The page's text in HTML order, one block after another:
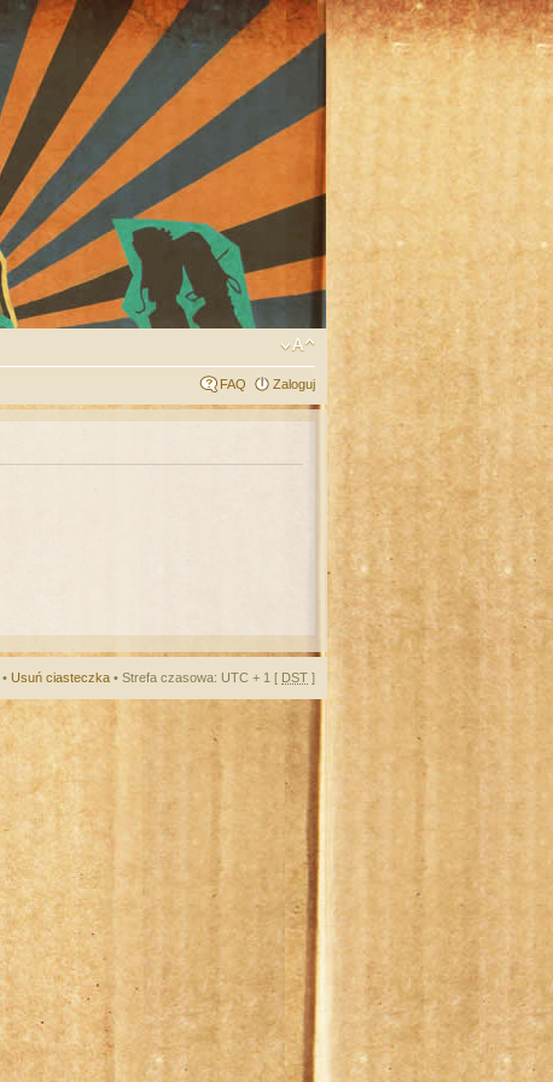
FAQ Zaloguj
• Usuń ciasteczka • Strefa czasowa: UTC + 1 [ DST ]